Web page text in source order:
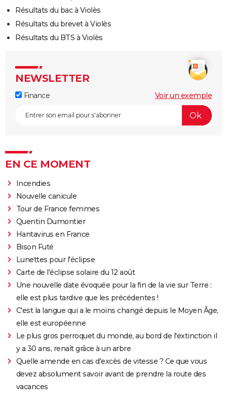
Résultats du bac à Violès
Résultats du brevet à Violès
Résultats du BTS à Violès
NEWSLETTER
Finance Voir un exemple
EN CE MOMENT
Incendies
Nouvelle canicule
Tour de France femmes
Quentin Dumontier
Hantavirus en France
Bison Futé
Lunettes pour l'éclipse
Carte de l'éclipse solaire du 12 août
Une nouvelle date évoquée pour la fin de la vie sur Terre :
elle est plus tardive que les précédentes !
C'est la langue qui a le moins changé depuis le Moyen Âge,
elle est européenne
Le plus gros perroquet du monde, au bord de l'extinction il
y a 30 ans, renaît grâce à un arbre
Quelle amende en cas d'excès de vitesse ? Ce que vous
devez absolument savoir avant de prendre la route des
vacances